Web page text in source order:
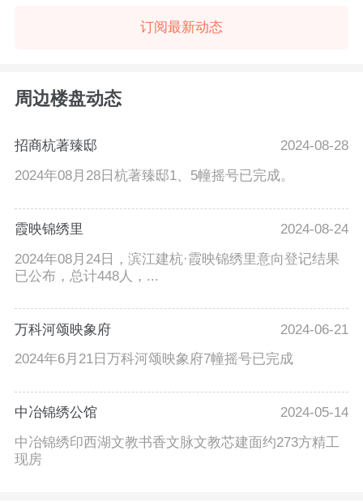
订阅最新动态
周边楼盘动态
招商杭著臻邸
2024-08-28
2024年08月28日杭著臻邸1、5幢摇号已完成。
霞映锦绣里
2024-08-24
2024年08月24日，滨江建杭·霞映锦绣里意向登记结果
已公布，总计448人，...
万科河颂映象府
2024-06-21
2024年6月21日万科河颂映象府7幢摇号已完成
中冶锦绣公馆
2024-05-14
中冶锦绣印西湖文教书香文脉文教芯建面约273方精工
现房